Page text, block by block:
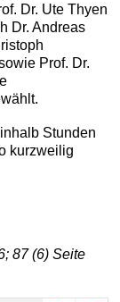
Dr. Ute Thyen
Dr. Andreas
Prof. Dr.
Stunden
kurzweilig
87 (6) Seite